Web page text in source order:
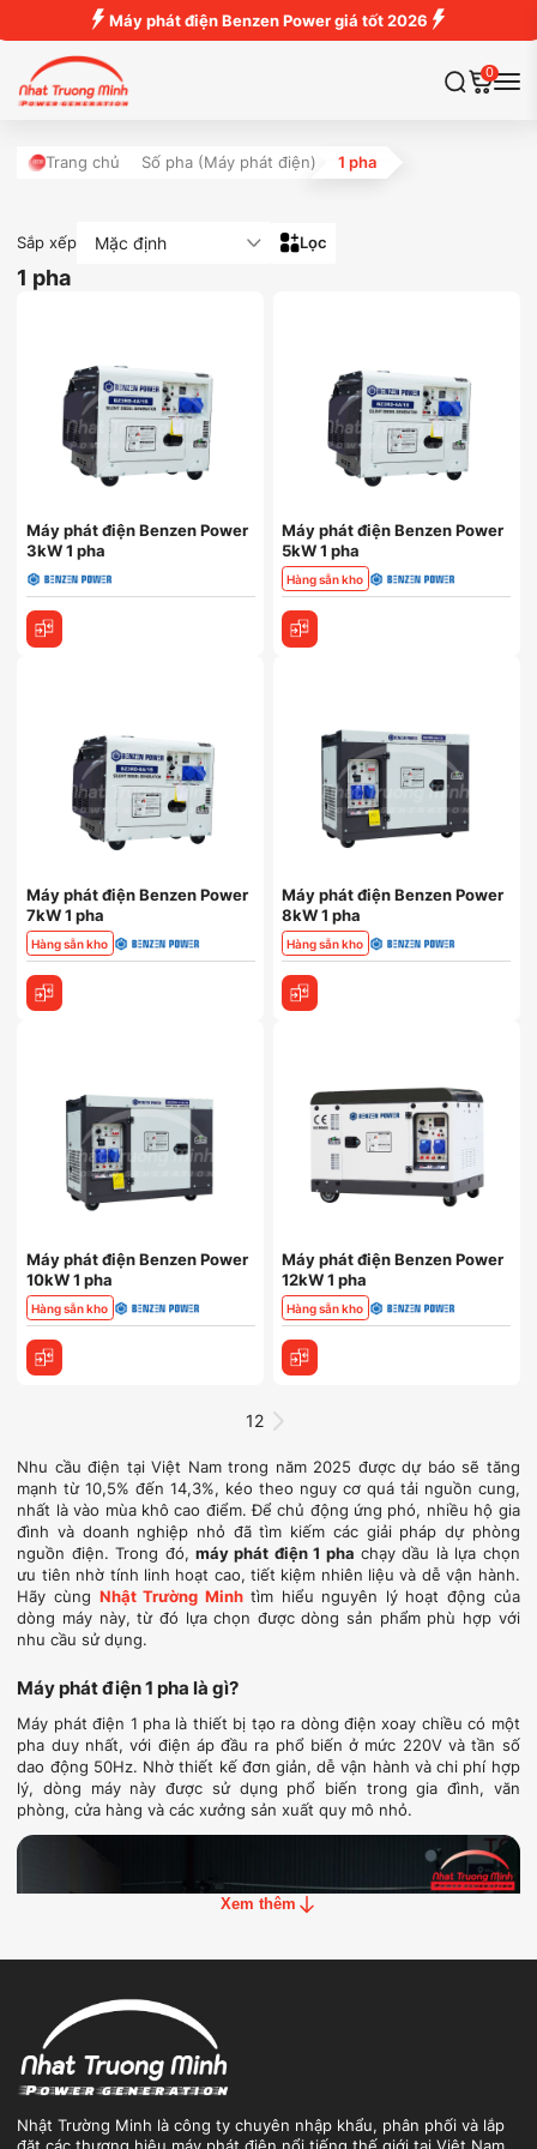
Máy phát điện Benzen Power giá tốt 2026
0
Trang chủ Số pha (Máy phát điện) 1 pha
1 pha
Sắp xếp Mặc định Lọc
Máy phát điện Benzen Power
3kW 1 pha
Máy phát điện Benzen Power
5kW 1 pha
Hàng sẵn kho
Máy phát điện Benzen Power
7kW 1 pha
Hàng sẵn kho
Máy phát điện Benzen Power
8kW 1 pha
Hàng sẵn kho
Máy phát điện Benzen Power
10kW 1 pha
Hàng sẵn kho
Máy phát điện Benzen Power
12kW 1 pha
Hàng sẵn kho
12
Nhu cầu điện tại Việt Nam trong năm 2025 được dự báo sẽ tăng
mạnh từ 10,5% đến 14,3%, kéo theo nguy cơ quá tải nguồn cung,
nhất là vào mùa khô cao điểm. Để chủ động ứng phó, nhiều hộ gia
đình và doanh nghiệp nhỏ đã tìm kiếm các giải pháp dự phòng
nguồn điện. Trong đó, máy phát điện 1 pha chạy dầu là lựa chọn
ưu tiên nhờ tính linh hoạt cao, tiết kiệm nhiên liệu và dễ vận hành.
Hãy cùng Nhật Trường Minhtìm hiểu nguyên lý hoạt động của
dòng máy này, từ đó lựa chọn được dòng sản phẩm phù hợp với
nhu cầu sử dụng.
Máy phát điện 1 pha là gì​?
Máy phát điện 1 pha là thiết bị tạo ra dòng điện xoay chiều có một
pha duy nhất, với điện áp đầu ra phổ biến ở mức 220V và tần số
dao động 50Hz. Nhờ thiết kế đơn giản, dễ vận hành và chi phí hợp
lý, dòng máy này được sử dụng phổ biến trong gia đình, văn
phòng, cửa hàng và các xưởng sản xuất quy mô nhỏ.
Xem thêm
Nhật Trường Minh là công ty chuyên nhập khẩu, phân phối và lắp